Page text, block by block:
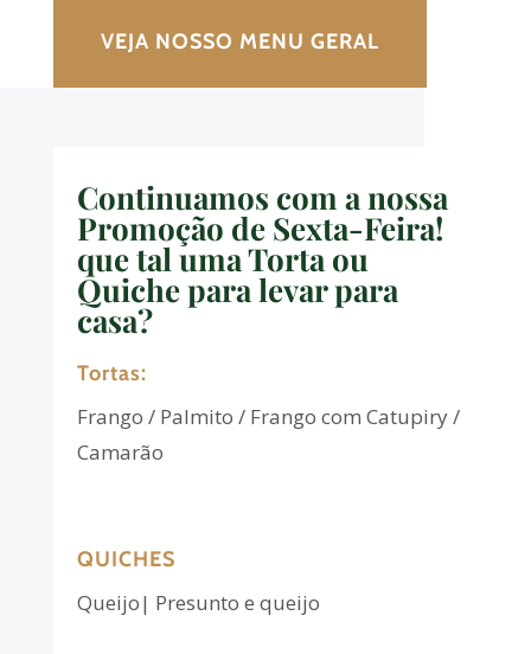
VEJA NOSSO MENU GERAL
Continuamos com a nossa
Promoção de Sexta-Feira!
que tal uma Torta ou
Quiche para levar para
casa?
Tortas:
Frango / Palmito / Frango com Catupiry /
Camarão
QUICHES
Queijo| Presunto e queijo